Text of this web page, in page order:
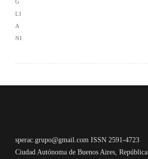
sperac.grupo@gmail.com ISSN 2591-4723
Ciudad Autónoma de Buenos Aires,